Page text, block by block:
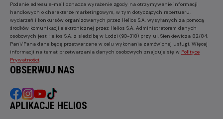
Podanie adresu e-mail oznacza wyrażenie zgody na otrzymywanie informacji
handlowych o charakterze marketingowym, w tym dotyczących repertuaru,
wydarzeń i konkursów organizowanych przez Helios S.A. wysyłanych za pomocą
środków komunikacji elektronicznej przez Helios S.A. Administratorem danych
osobowych jest Helios S.A. z siedzibą w Łodzi (90-318) przy ul. Sienkiewicza 82/84.
Pani/Pana dane będą przetwarzane w celu wykonania zamówionej usługi. Więcej
informacji na temat przetwarzania danych osobowych znajduje się w Polityce
Prywatności
OBSERWUJ NAS
APLIKACJE HELIOS